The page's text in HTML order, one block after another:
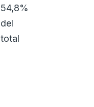
54,8%
del
total